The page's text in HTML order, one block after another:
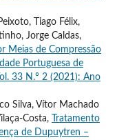
Tiago Félix,
Jorge Caldas,
Meias de Compressão
Portuguesa de
33 N.º 2 (2021): Ano
Silva, Vítor Machado
Costa,
Tratamento
de Dupuytren –